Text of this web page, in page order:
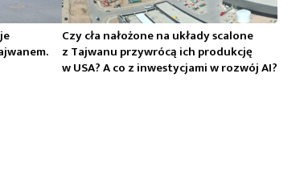
Czy cła nałożone na układy scalone
z Tajwanu przywrócą ich produkcję
w USA? A co z inwestycjami w rozwój AI?